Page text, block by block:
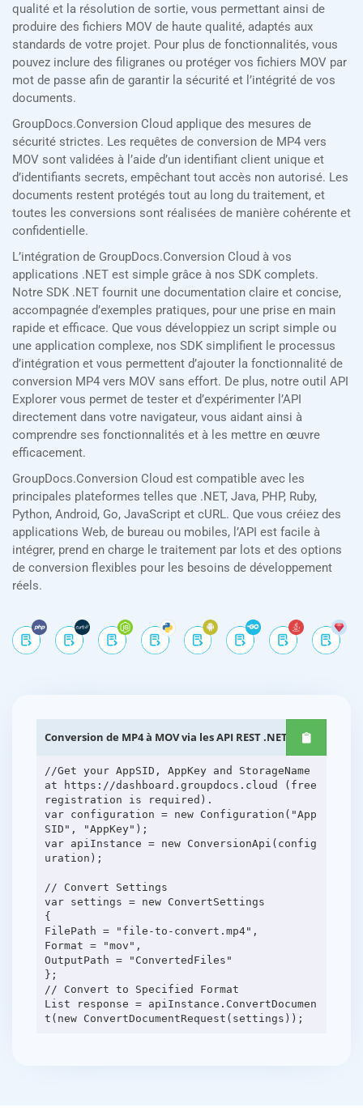
qualité et la résolution de sortie, vous permettant ainsi de
produire des fichiers MOV de haute qualité, adaptés aux
standards de votre projet. Pour plus de fonctionnalités, vous
pouvez inclure des filigranes ou protéger vos fichiers MOV par
mot de passe afin de garantir la sécurité et l’intégrité de vos
documents.
GroupDocs.Conversion Cloud applique des mesures de
sécurité strictes. Les requêtes de conversion de MP4 vers
MOV sont validées à l’aide d’un identifiant client unique et
d’identifiants secrets, empêchant tout accès non autorisé. Les
documents restent protégés tout au long du traitement, et
toutes les conversions sont réalisées de manière cohérente et
confidentielle.
L’intégration de GroupDocs.Conversion Cloud à vos
applications .NET est simple grâce à nos SDK complets.
Notre SDK .NET fournit une documentation claire et concise,
accompagnée d’exemples pratiques, pour une prise en main
rapide et efficace. Que vous développiez un script simple ou
une application complexe, nos SDK simplifient le processus
d’intégration et vous permettent d’ajouter la fonctionnalité de
conversion MP4 vers MOV sans effort. De plus, notre outil API
Explorer vous permet de tester et d’expérimenter l’API
directement dans votre navigateur, vous aidant ainsi à
comprendre ses fonctionnalités et à les mettre en œuvre
efficacement.
GroupDocs.Conversion Cloud est compatible avec les
principales plateformes telles que .NET, Java, PHP, Ruby,
Python, Android, Go, JavaScript et cURL. Que vous créiez des
applications Web, de bureau ou mobiles, l’API est facile à
intégrer, prend en charge le traitement par lots et des options
de conversion flexibles pour les besoins de développement
réels.
Conversion de MP4 à MOV via les API REST .NET
//Get your AppSID, AppKey and StorageName
at https://dashboard.groupdocs.cloud (free
registration is required).
var configuration = new Configuration("App
SID", "AppKey");
var apiInstance = new ConversionApi(config
uration);
// Convert Settings
var settings = new ConvertSettings
{
FilePath = "file-to-convert.mp4",
Format = "mov",
OutputPath = "ConvertedFiles"
};
// Convert to Specified Format
List response = apiInstance.ConvertDocumen